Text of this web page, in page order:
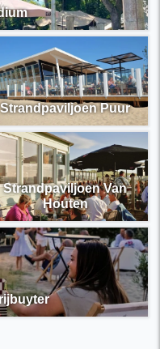
Strandpaviljoen Puur
Strandpaviljoen Van
Houten